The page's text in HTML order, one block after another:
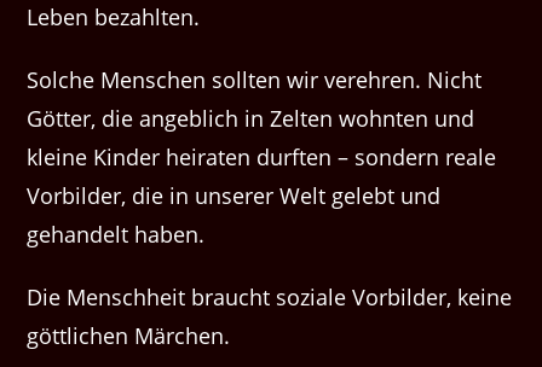
Leben bezahlten.
Solche Menschen sollten wir verehren. Nicht
Götter, die angeblich in Zelten wohnten und
kleine Kinder heiraten durften – sondern reale
Vorbilder, die in unserer Welt gelebt und
gehandelt haben.
Die Menschheit braucht soziale Vorbilder, keine
göttlichen Märchen.